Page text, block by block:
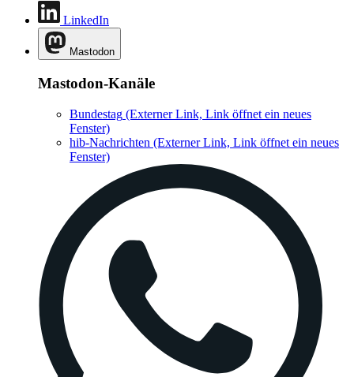
LinkedIn
Mastodon
Mastodon-Kanäle
Bundestag (Externer Link, Link öffnet ein neues
Fenster)
hib-Nachrichten (Externer Link, Link öffnet ein neues
Fenster)